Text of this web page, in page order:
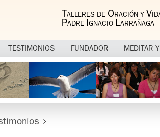
T ALLERES DE ORACIÓN Y V
PADRE IGNACIO LARRAÑAGA
TESTIMONIOS FUNDADOR MEDITAR